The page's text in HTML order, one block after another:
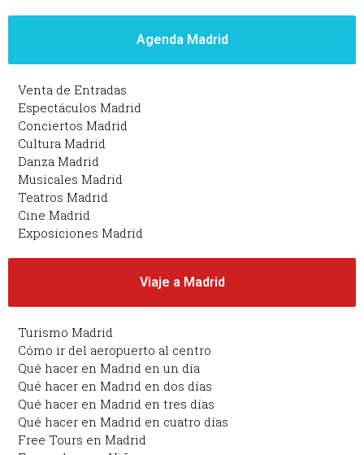
Agenda Madrid
Venta de Entradas
Espectáculos Madrid
Conciertos Madrid
Cultura Madrid
Danza Madrid
Musicales Madrid
Teatros Madrid
Cine Madrid
Exposiciones Madrid
Viaje a Madrid
Turismo Madrid
Cómo ir del aeropuerto al centro
Qué hacer en Madrid en un día
Qué hacer en Madrid en dos días
Qué hacer en Madrid en tres días
Qué hacer en Madrid en cuatro días
Free Tours en Madrid